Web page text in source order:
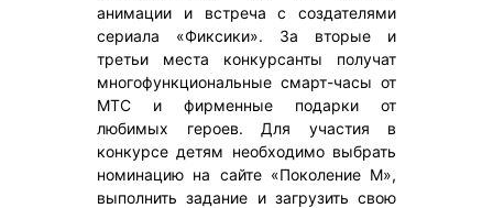
анимации и встреча с создателями
сериала «Фиксики». За вторые и
третьи места конкурсанты получат
многофункциональные смарт-часы от
МТС и фирменные подарки от
любимых героев. Для участия в
конкурсе детям необходимо выбрать
номинацию на сайте «Поколение М»,
выполнить задание и загрузить свою